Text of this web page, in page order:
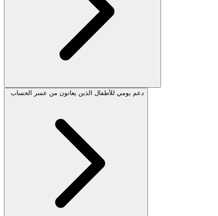
دعم يومي للأطفال الذين يعانون من عسر الحساب